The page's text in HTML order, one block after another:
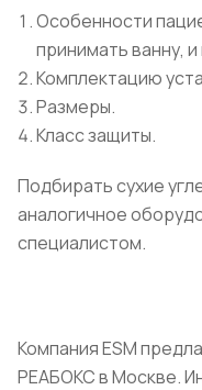
Особенности
принимать ванну,
Комплектацию
Размеры.
Класс защиты.
Подбирать сухие
аналогичное
специалистом.
Компания ESM
РЕАБОКС в Москве.